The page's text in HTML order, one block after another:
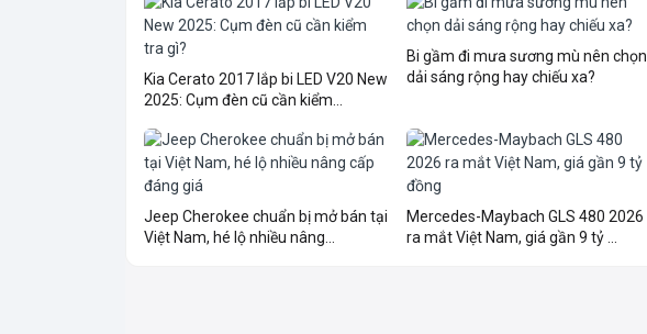
Kia Cerato 2017 lắp bi LED V20 New
2025: Cụm đèn cũ cần kiểm...
Bi gầm đi mưa sương mù nên chọn
dải sáng rộng hay chiếu xa?
Jeep Cherokee chuẩn bị mở bán tại
Việt Nam, hé lộ nhiều nâng...
Mercedes-Maybach GLS 480 2026
ra mắt Việt Nam, giá gần 9 tỷ ...